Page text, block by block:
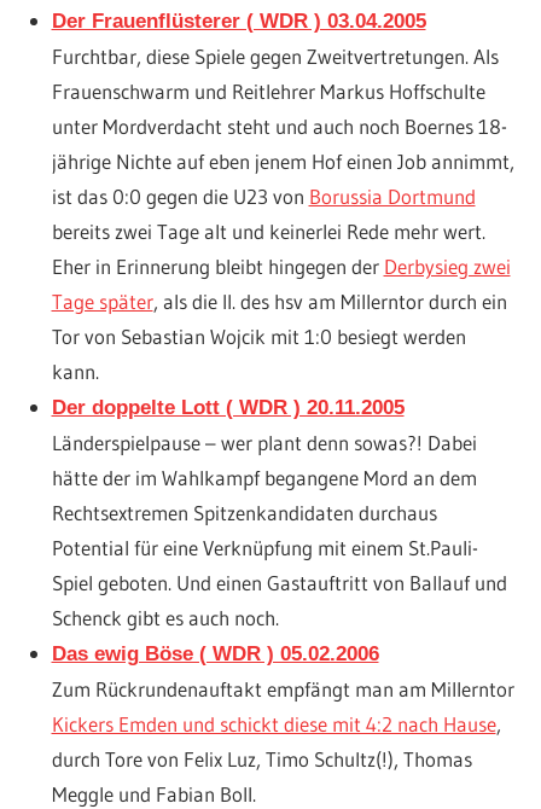
Der Frauenflüsterer ( WDR ) 03.04.2005
Furchtbar, diese Spiele gegen Zweitvertretungen. Als
Frauenschwarm und Reitlehrer Markus Hoffschulte
unter Mordverdacht steht und auch noch Boernes 18-
jährige Nichte auf eben jenem Hof einen Job annimmt,
ist das 0:0 gegen die U23 von Borussia Dortmund
bereits zwei Tage alt und keinerlei Rede mehr wert.
Eher in Erinnerung bleibt hingegen der Derbysieg zwei
Tage später, als die II. des hsv am Millerntor durch ein
Tor von Sebastian Wojcik mit 1:0 besiegt werden
kann.
Der doppelte Lott ( WDR ) 20.11.2005
Länderspielpause – wer plant denn sowas?! Dabei
hätte der im Wahlkampf begangene Mord an dem
Rechtsextremen Spitzenkandidaten durchaus
Potential für eine Verknüpfung mit einem St.Pauli-
Spiel geboten. Und einen Gastauftritt von Ballauf und
Schenck gibt es auch noch.
Das ewig Böse ( WDR ) 05.02.2006
Zum Rückrundenauftakt empfängt man am Millerntor
Kickers Emden und schickt diese mit 4:2 nach Hause,
durch Tore von Felix Luz, Timo Schultz(!), Thomas
Meggle und Fabian Boll.